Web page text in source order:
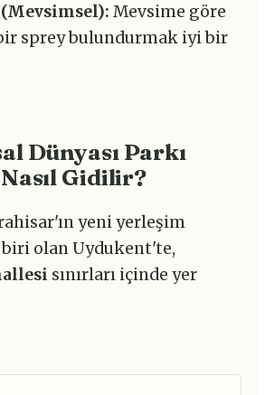
Mevsime göre
sprey bulundurmak iyi bir
Dünyası Parkı
Gidilir?
yeni yerleşim
olan Uydukent'te,
sınırları içinde yer